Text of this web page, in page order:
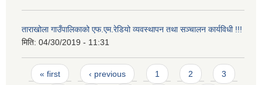
ताराखोला गाउँपालिकाको एफ.एम.रेडियो व्यवस्थापन तथा सञ्चालन कार्यविधी !!!
मिति: 04/30/2019 - 11:31
Pages
« first ‹ previous 1 2 3